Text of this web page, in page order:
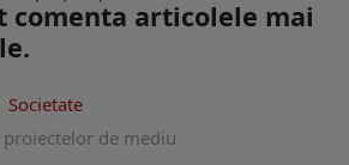
comenta articolele mai
Societate
de mediu